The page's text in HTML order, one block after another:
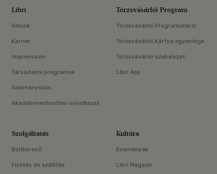
Libri
Rólunk
Karrier
Impresszum
Társadalmi programok
Adományozás
Akadálymentesítési nyilatkozat
Törzsvásárlói Program
Törzsvásárlói Programunkról
Törzsvásárlói Kártya egyenlege
Törzsvásárlói szabályzat
Libri App
Szolgáltatás
Boltkereső
Fizetés és szállítás
Kultúra
Események
Libri Magazin